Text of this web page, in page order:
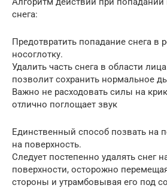
снега:
Предотвратить попадание снега в
носоглотку.
Удалить часть снега в области
позволит сохранить нормальное
Важно не расходовать силы на
отлично поглощает звук
Единственный способ позвать на
на поверхность.
Следует постепенно удалять снег
поверхности, осторожно
стороны и утрамбовывая его под